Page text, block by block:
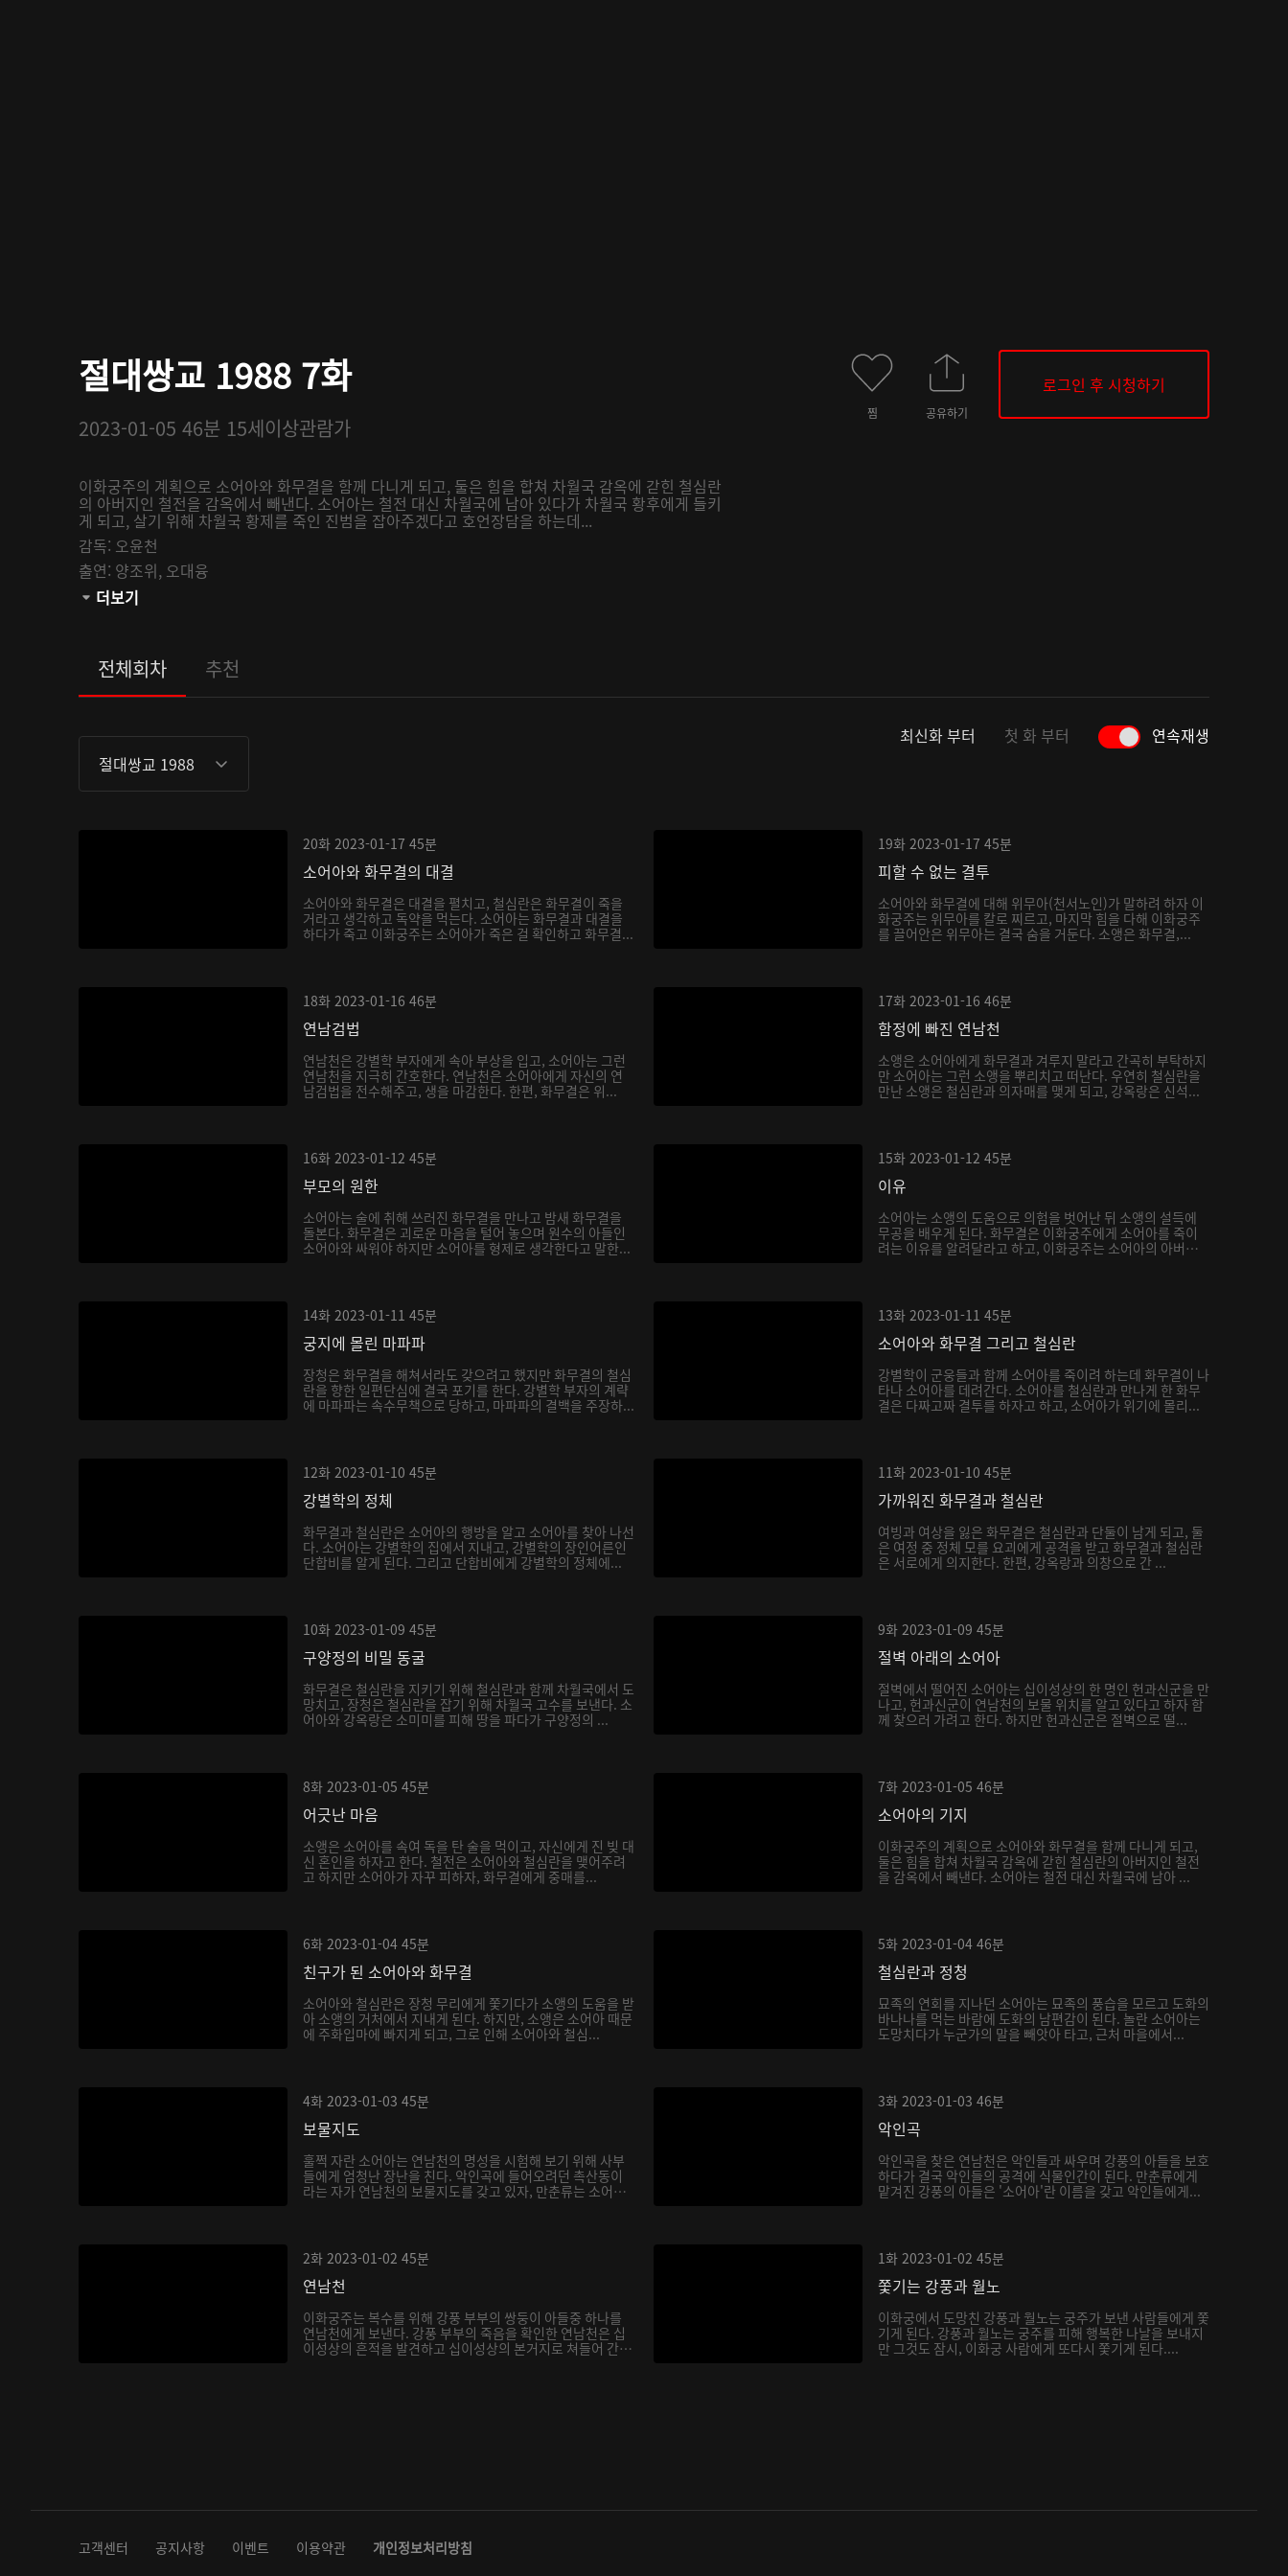
절대쌍교 1988 7화
2023-01-05 46분 15세이상관람가
이화궁주의 계획으로 소어아와 화무결을 함께 다니게 되고, 둘은 힘을 합쳐 차월국 감옥에 갇힌 철심란
의 아버지인 철전을 감옥에서 빼낸다. 소어아는 철전 대신 차월국에 남아 있다가 차월국 황후에게 들키
게 되고, 살기 위해 차월국 황제를 죽인 진범을 잡아주겠다고 호언장담을 하는데...
감독: 오윤천
출연: 양조위, 오대융
관람등급:
더보기
찜 공유하기
로그인 후 시청하기
전체회차 추천
절대쌍교 1988
최신화 부터 첫 화 부터 연속재생
20화 2023-01-17 45분
소어아와 화무결의 대결
소어아와 화무결은 대결을 펼치고, 철심란은 화무결이 죽을
거라고 생각하고 독약을 먹는다. 소어아는 화무결과 대결을
하다가 죽고 이화궁주는 소어아가 죽은 걸 확인하고 화무결...
19화 2023-01-17 45분
피할 수 없는 결투
소어아와 화무결에 대해 위무아(천서노인)가 말하려 하자 이
화궁주는 위무아를 칼로 찌르고, 마지막 힘을 다해 이화궁주
를 끌어안은 위무아는 결국 숨을 거둔다. 소앵은 화무결,...
18화 2023-01-16 46분
연남검법
연남천은 강별학 부자에게 속아 부상을 입고, 소어아는 그런
연남천을 지극히 간호한다. 연남천은 소어아에게 자신의 연
남검법을 전수해주고, 생을 마감한다. 한편, 화무결은 위...
17화 2023-01-16 46분
함정에 빠진 연남천
소앵은 소어아에게 화무결과 겨루지 말라고 간곡히 부탁하지
만 소어아는 그런 소앵을 뿌리치고 떠난다. 우연히 철심란을
만난 소앵은 철심란과 의자매를 맺게 되고, 강옥랑은 신석...
16화 2023-01-12 45분
부모의 원한
소어아는 술에 취해 쓰러진 화무결을 만나고 밤새 화무결을
돌본다. 화무결은 괴로운 마음을 털어 놓으며 원수의 아들인
소어아와 싸워야 하지만 소어아를 형제로 생각한다고 말한...
15화 2023-01-12 45분
이유
소어아는 소앵의 도움으로 의험을 벗어난 뒤 소앵의 설득에
무공을 배우게 된다. 화무결은 이화궁주에게 소어아를 죽이
려는 이유를 알려달라고 하고, 이화궁주는 소어아의 아버지
14화 2023-01-11 45분
궁지에 몰린 마파파
장청은 화무결을 해쳐서라도 갖으려고 했지만 화무결의 철심
란을 향한 일편단심에 결국 포기를 한다. 강별학 부자의 계략
에 마파파는 속수무책으로 당하고, 마파파의 결백을 주장하...
13화 2023-01-11 45분
소어아와 화무결 그리고 철심란
강별학이 군웅들과 함께 소어아를 죽이려 하는데 화무결이 나
타나 소어아를 데려간다. 소어아를 철심란과 만나게 한 화무
결은 다짜고짜 결투를 하자고 하고, 소어아가 위기에 몰리...
12화 2023-01-10 45분
강별학의 정체
화무결과 철심란은 소어아의 행방을 알고 소어아를 찾아 나선
다. 소어아는 강별학의 집에서 지내고, 강별학의 장인어른인
단합비를 알게 된다. 그리고 단합비에게 강별학의 정체에...
11화 2023-01-10 45분
가까워진 화무결과 철심란
여빙과 여상을 잃은 화무결은 철심란과 단둘이 남게 되고, 둘
은 여정 중 정체 모를 요괴에게 공격을 받고 화무결과 철심란
은 서로에게 의지한다. 한편, 강옥랑과 의창으로 간 ...
10화 2023-01-09 45분
구양정의 비밀 동굴
화무결은 철심란을 지키기 위해 철심란과 함께 차월국에서 도
망치고, 장청은 철심란을 잡기 위해 차월국 고수를 보낸다. 소
어아와 강옥랑은 소미미를 피해 땅을 파다가 구양정의 ...
9화 2023-01-09 45분
절벽 아래의 소어아
절벽에서 떨어진 소어아는 십이성상의 한 명인 헌과신군을 만
나고, 헌과신군이 연남천의 보물 위치를 알고 있다고 하자 함
께 찾으러 가려고 한다. 하지만 헌과신군은 절벽으로 떨...
8화 2023-01-05 45분
어긋난 마음
소앵은 소어아를 속여 독을 탄 술을 먹이고, 자신에게 진 빚 대
신 혼인을 하자고 한다. 철전은 소어아와 철심란을 맺어주려
고 하지만 소어아가 자꾸 피하자, 화무결에게 중매를...
7화 2023-01-05 46분
소어아의 기지
이화궁주의 계획으로 소어아와 화무결을 함께 다니게 되고,
둘은 힘을 합쳐 차월국 감옥에 갇힌 철심란의 아버지인 철전
을 감옥에서 빼낸다. 소어아는 철전 대신 차월국에 남아 ...
6화 2023-01-04 45분
친구가 된 소어아와 화무결
소어아와 철심란은 장청 무리에게 쫓기다가 소앵의 도움을 받
아 소앵의 거처에서 지내게 된다. 하지만, 소앵은 소어아 때문
에 주화입마에 빠지게 되고, 그로 인해 소어아와 철심...
5화 2023-01-04 46분
철심란과 정청
묘족의 연회를 지나던 소어아는 묘족의 풍습을 모르고 도화의
바나나를 먹는 바람에 도화의 남편감이 된다. 놀란 소어아는
도망치다가 누군가의 말을 빼앗아 타고, 근처 마을에서...
4화 2023-01-03 45분
보물지도
훌쩍 자란 소어아는 연남천의 명성을 시험해 보기 위해 사부
들에게 엄청난 장난을 친다. 악인곡에 들어오려던 촉산동이
라는 자가 연남천의 보물지도를 갖고 있자, 만춘류는 소어
3화 2023-01-03 46분
악인곡
악인곡을 찾은 연남천은 악인들과 싸우며 강풍의 아들을 보호
하다가 결국 악인들의 공격에 식물인간이 된다. 만춘류에게
맡겨진 강풍의 아들은 '소어아'란 이름을 갖고 악인들에게...
2화 2023-01-02 45분
연남천
이화궁주는 복수를 위해 강풍 부부의 쌍둥이 아들중 하나를
연남천에게 보낸다. 강풍 부부의 죽음을 확인한 연남천은 십
이성상의 흔적을 발견하고 십이성상의 본거지로 쳐들어 간
1화 2023-01-02 45분
쫓기는 강풍과 월노
이화궁에서 도망친 강풍과 월노는 궁주가 보낸 사람들에게 쫓
기게 된다. 강풍과 월노는 궁주를 피해 행복한 나날을 보내지
만 그것도 잠시, 이화궁 사람에게 또다시 쫓기게 된다....
고객센터 공지사항 이벤트 이용약관 개인정보처리방침